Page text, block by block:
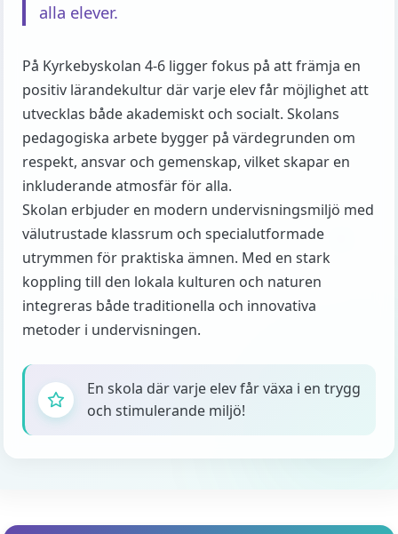
alla elever.
På Kyrkebyskolan 4-6 ligger fokus på att främja en
positiv lärandekultur där varje elev får möjlighet att
utvecklas både akademiskt och socialt. Skolans
pedagogiska arbete bygger på värdegrunden om
respekt, ansvar och gemenskap, vilket skapar en
inkluderande atmosfär för alla.
Skolan erbjuder en modern undervisningsmiljö med
välutrustade klassrum och specialutformade
utrymmen för praktiska ämnen. Med en stark
koppling till den lokala kulturen och naturen
integreras både traditionella och innovativa
metoder i undervisningen.
En skola där varje elev får växa i en trygg
och stimulerande miljö!